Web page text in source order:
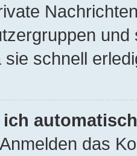
sie schnell
ich
das